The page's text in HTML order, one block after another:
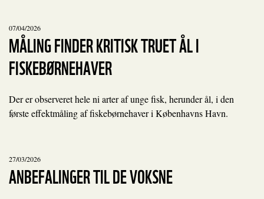
07/04/2026
MÅLING FINDER KRITISK TRUET ÅL I
FISKEBØRNEHAVER
Der er observeret hele ni arter af unge fisk, herunder ål, i den
første effektmåling af fiskebørnehaver i Københavns Havn.
27/03/2026
ANBEFALINGER TIL DE VOKSNE